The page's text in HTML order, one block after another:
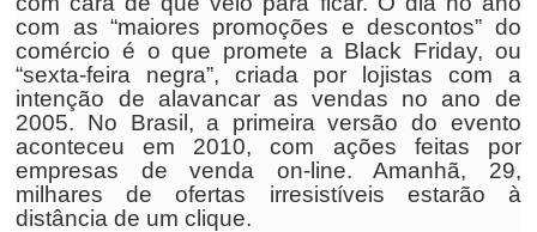
com as “maiores promoções e descontos” do
comércio é o que promete a Black Friday, ou
“sexta-feira negra”, criada por lojistas com a
intenção de alavancar as vendas no ano de
2005. No Brasil, a primeira versão do evento
aconteceu em 2010, com ações feitas por
empresas de venda on-line. Amanhã, 29,
milhares de ofertas irresistíveis estarão à
distância de um clique.